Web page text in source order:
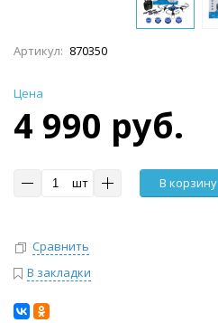
Артикул: 870350
Цена
4 990 руб.
шт В корзину
Сравнить
В закладки